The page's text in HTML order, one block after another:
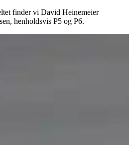
finder vi David Heinemeier
henholdsvis P5 og P6.